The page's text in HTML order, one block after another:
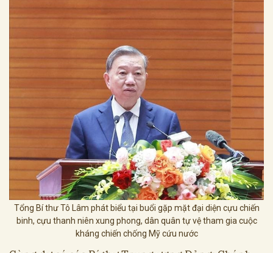
Tổng Bí thư Tô Lâm phát biểu tại buổi gặp mặt đại diện cựu chiến
binh, cựu thanh niên xung phong, dân quân tự vệ tham gia cuộc
kháng chiến chống Mỹ cứu nước